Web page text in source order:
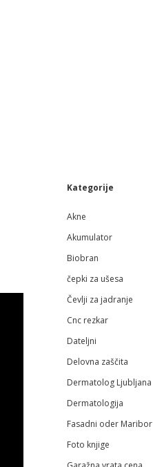
Sidebar
Kategorije
Akne
Akumulator
Biobran
čepki za ušesa
Čevlji za jadranje
Cnc rezkar
Dateljni
Delovna zaščita
Dermatolog Ljubljana
Dermatologija
Fasadni oder Maribor
Foto knjige